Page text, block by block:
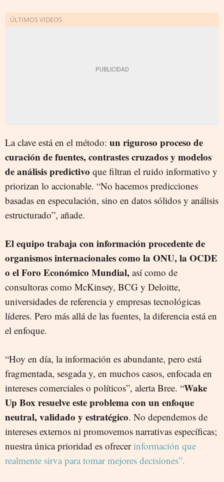
La clave está en el método: un riguroso proceso de
curación de fuentes, contrastes cruzados y modelos
de análisis predictivo que filtran el ruido informativo y
priorizan lo accionable. “No hacemos predicciones
basadas en especulación, sino en datos sólidos y análisis
estructurado”, añade.
El equipo trabaja con información procedente de
organismos internacionales como la ONU, la OCDE
o el Foro Económico Mundial, así como de
consultoras como McKinsey, BCG y Deloitte,
universidades de referencia y empresas tecnológicas
líderes. Pero más allá de las fuentes, la diferencia está en
el enfoque.
“Hoy en día, la información es abundante, pero está
fragmentada, sesgada y, en muchos casos, enfocada en
intereses comerciales o políticos”, alerta Bree. “Wake
Up Box resuelve este problema con un enfoque
neutral, validado y estratégico. No dependemos de
intereses externos ni promovemos narrativas específicas;
nuestra única prioridad es ofrecerinformación que
realmente sirva para tomar mejores decisiones”.